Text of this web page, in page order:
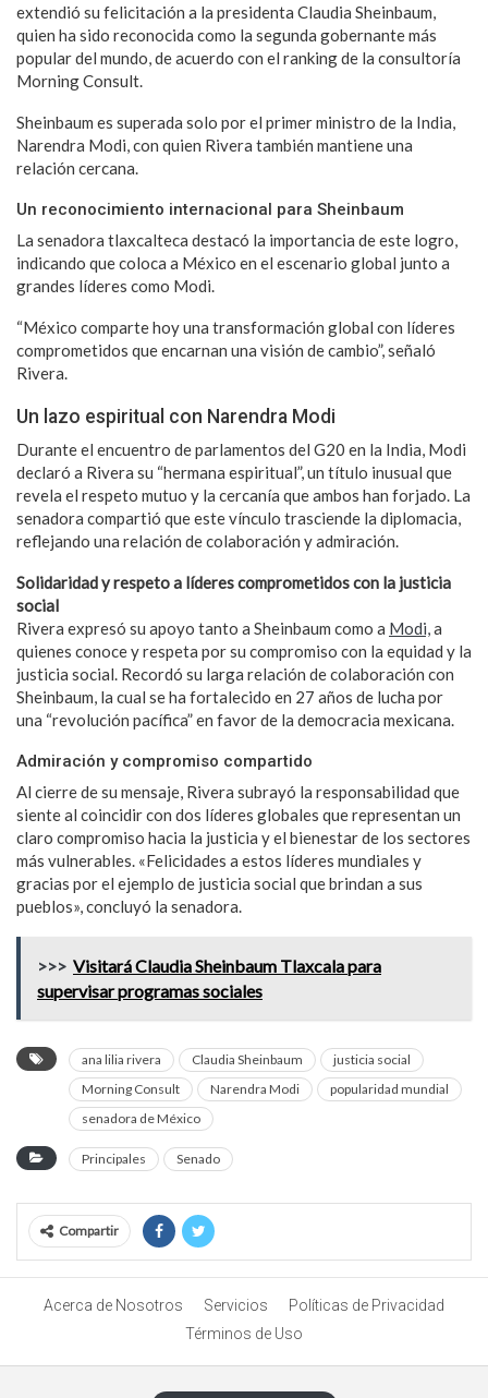
extendió su felicitación a la presidenta Claudia Sheinbaum,
quien ha sido reconocida como la segunda gobernante más
popular del mundo, de acuerdo con el ranking de la consultoría
Morning Consult.
Sheinbaum es superada solo por el primer ministro de la India,
Narendra Modi, con quien Rivera también mantiene una
relación cercana.
Un reconocimiento internacional para Sheinbaum
La senadora tlaxcalteca destacó la importancia de este logro,
indicando que coloca a México en el escenario global junto a
grandes líderes como Modi.
“México comparte hoy una transformación global con líderes
comprometidos que encarnan una visión de cambio”, señaló
Rivera.
Un lazo espiritual con Narendra Modi
Durante el encuentro de parlamentos del G20 en la India, Modi
declaró a Rivera su “hermana espiritual”, un título inusual que
revela el respeto mutuo y la cercanía que ambos han forjado. La
senadora compartió que este vínculo trasciende la diplomacia,
reflejando una relación de colaboración y admiración.
Solidaridad y respeto a líderes comprometidos con la justicia
social
Rivera expresó su apoyo tanto a Sheinbaum como a Modi, a
quienes conoce y respeta por su compromiso con la equidad y la
justicia social. Recordó su larga relación de colaboración con
Sheinbaum, la cual se ha fortalecido en 27 años de lucha por
una “revolución pacífica” en favor de la democracia mexicana.
Admiración y compromiso compartido
Al cierre de su mensaje, Rivera subrayó la responsabilidad que
siente al coincidir con dos líderes globales que representan un
claro compromiso hacia la justicia y el bienestar de los sectores
más vulnerables. «Felicidades a estos líderes mundiales y
gracias por el ejemplo de justicia social que brindan a sus
pueblos», concluyó la senadora.
>>> Visitará Claudia Sheinbaum Tlaxcala para
supervisar programas sociales
ana lilia rivera Claudia Sheinbaum
justicia social
Morning Consult
Narendra Modi
popularidad mundial
senadora de México
Principales Senado
Compartir
Acerca de Nosotros Servicios
Políticas de Privacidad
Términos de Uso